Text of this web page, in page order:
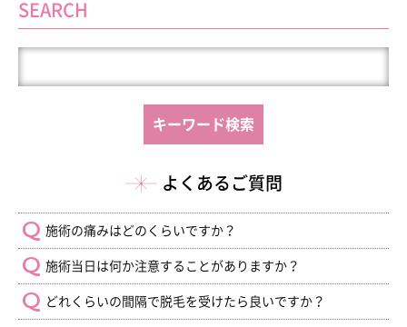
SEARCH
よくあるご質問
施術の痛みはどのくらいですか？
施術当日は何か注意することがありますか？
どれくらいの間隔で脱毛を受けたら良いですか？